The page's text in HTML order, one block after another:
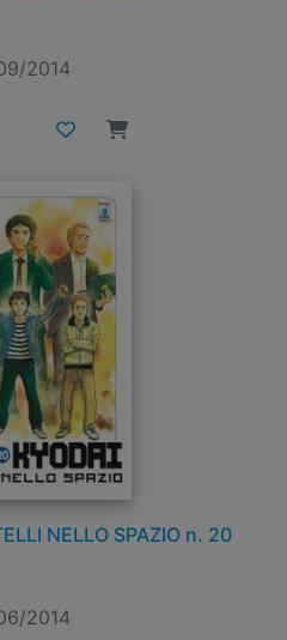
2014
NELLO SPAZIO n. 20
2014